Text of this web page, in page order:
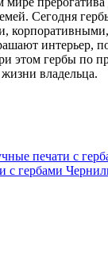
Сегодня
интерьер,
этом гербы по
владельца.
печати с